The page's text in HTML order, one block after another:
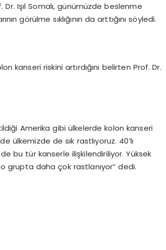
Dr. Işıl Somalı, günümüzde beslenme
görülme sıklığının da arttığını söyledi.
kanseri riskini artırdığını belirten Prof. Dr.
Amerika gibi ülkelerde kolon kanseri
ülkemizde de sık rastlıyoruz. 40’lı
bu tür kanserle ilişkilendiriliyor. Yüksek
grupta daha çok rastlanıyor” dedi.